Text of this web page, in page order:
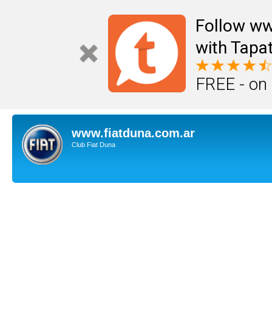
Follow
with
FREE -
www.fiatduna.com.ar
Club Fiat Duna